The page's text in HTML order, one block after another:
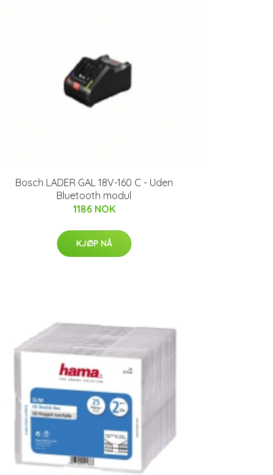
Bosch LADER GAL 18V-160 C - Uden
Bluetooth modul
1186 NOK
KJØP NÅ